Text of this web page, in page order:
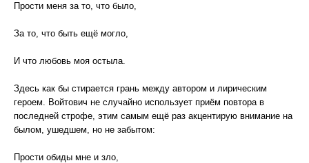
Прости меня за то, что было,
За то, что быть ещё могло,
И что любовь моя остыла.
Здесь как бы стирается грань между автором и лирическим
героем. Войтович не случайно использует приём повтора в
последней строфе, этим самым ещё раз акцентирую внимание на
былом, ушедшем, но не забытом:
Прости обиды мне и зло,